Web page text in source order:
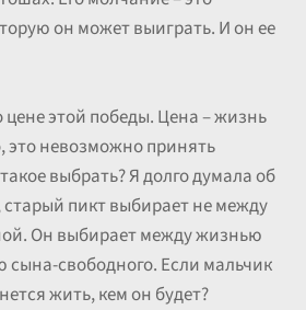
он может выиграть. И он ее
цене этой победы. Цена – жизнь
это невозможно принять
выбрать? Я долго думала об
пикт выбирает не между
Он выбирает между жизнью
сына-свободного. Если мальчик
жить, кем он будет?